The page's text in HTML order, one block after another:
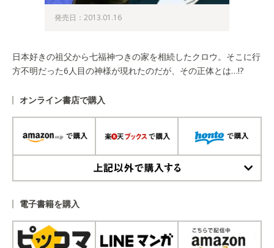
発売日：2013.01.16
日本好きの祖父から七福神つきの家を相続したクロウ。そこに行
方不明だった6人目の神様が現れたのだが、その正体とは…!?
オンライン書店で購入
電子書籍を購入